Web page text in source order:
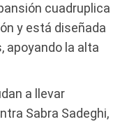
cuadruplica
y está diseñada
apoyando la alta
a llevar
Sabra Sadeghi,